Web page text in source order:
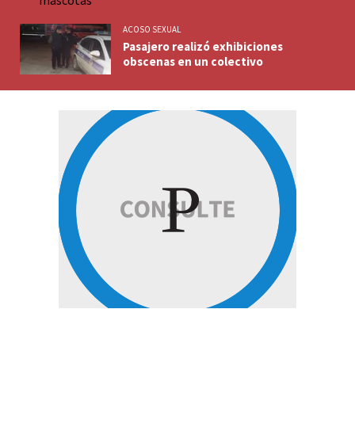
ACOSO SEXUAL
Pasajero realizó exhibiciones
obscenas en un colectivo